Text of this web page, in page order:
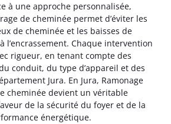
à une approche personnalisée,
de cheminée permet d’éviter les
de cheminée et les baisses de
l’encrassement. Chaque intervention
rigueur, en tenant compte des
conduit, du type d’appareil et des
Jura. En Jura, Ramonage
cheminée devient un véritable
de la sécurité du foyer et de la
énergétique.